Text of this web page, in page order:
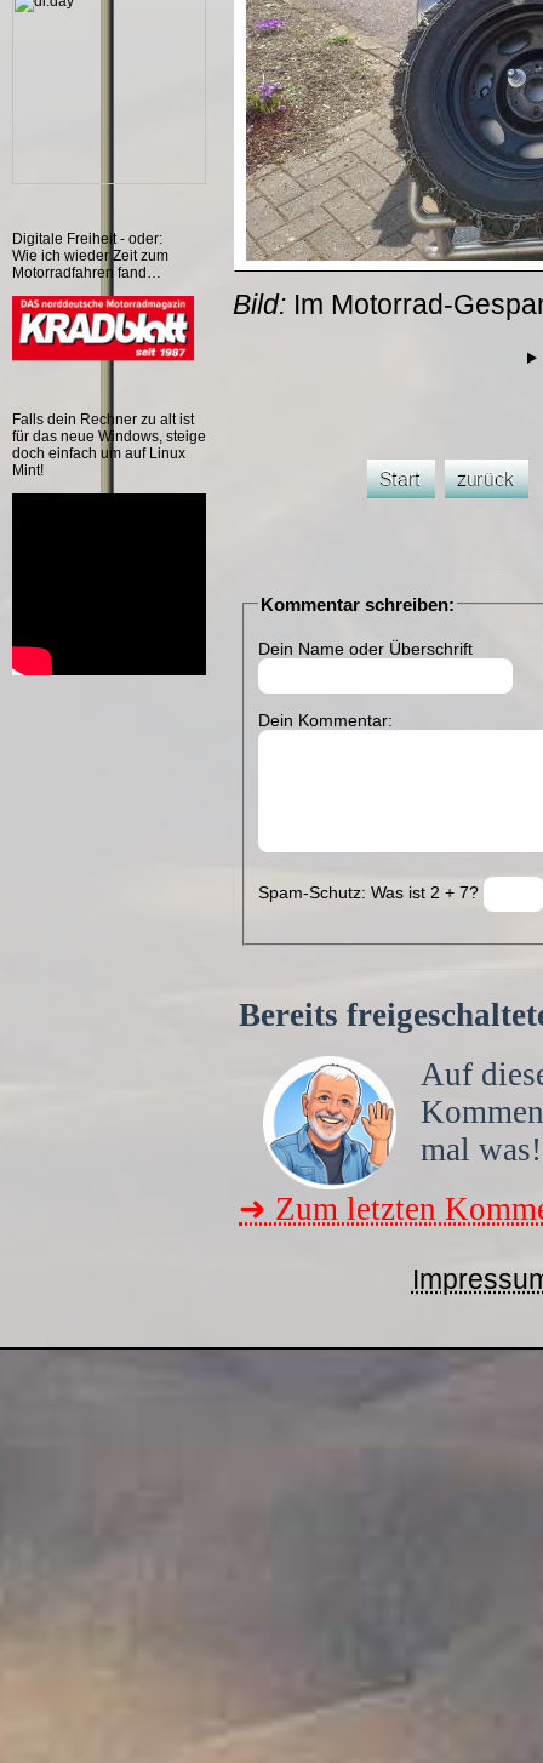
Digitale Freiheit - oder:
Wie ich wieder Zeit zum
Motorradfahren fand…
Falls dein Rechner zu alt ist
für das neue Windows, steige
doch einfach um auf Linux
Mint!
Bild: Im Motorrad-
Kommentar schreiben:
Dein Name oder Überschrift
Dein Kommentar:
Spam-Schutz: Was ist 2 + 7?
Bereits
Auf
mal was!
➜ Zum letzten